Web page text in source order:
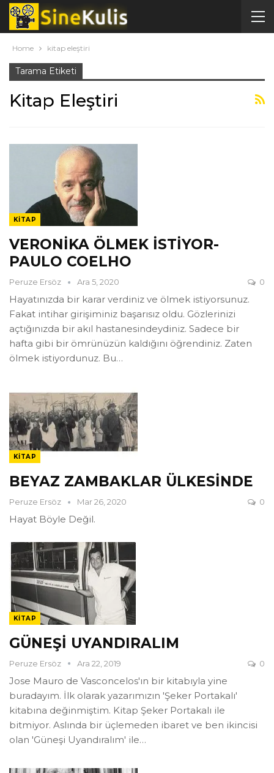
Home kitap eleştiri
Tarama Etiketi
Kitap Eleştiri
KITAP
VERONİKA ÖLMEK İSTİYOR-
PAULO COELHO
Peruze Ersöz Ara 5, 2020 0
Hayatınızda bir karar verdiniz ve ölmek istiyorsunuz.
Fakat intihar girişiminiz başarısız oldu. Gözlerinizi
açtığınızda bir akıl hastanesindeydiniz. Sadece bir
hafta gibi bir ömrünüzün kaldığını öğrendiniz. Zaten
ölmek istiyordunuz. Bu…
KITAP
BEYAZ ZAMBAKLAR ÜLKESİNDE
Peruze Ersöz Mar 26, 2020 0
Hayat Böyle Değil.
KITAP
GÜNEŞİ UYANDIRALIM
Peruze Ersöz Ara 22, 2019 0
Jose Mauro de Vasconcelos'ın bir kitabıyla yine
buradayım. İlk olarak yazarımızın 'Şeker Portakalı'
kitabına değinmiştim. Kitap Şeker Portakalı ile
bitmiyor. Aslında bir üçlemeden ibaret ve ben ikincisi
olan 'Güneşi Uyandıralım' ile…